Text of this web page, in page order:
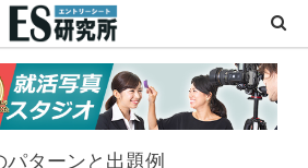
ターンと出題例